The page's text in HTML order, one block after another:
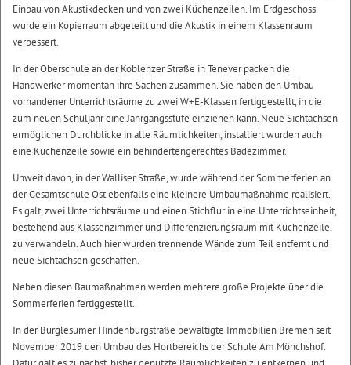
Einbau von Akustikdecken und von zwei Küchenzeilen. Im Erdgeschoss
wurde ein Kopierraum abgeteilt und die Akustik in einem Klassenraum
verbessert.
In der Oberschule an der Koblenzer Straße in Tenever packen die
Handwerker momentan ihre Sachen zusammen. Sie haben den Umbau
vorhandener Unterrichtsräume zu zwei W+E-Klassen fertiggestellt, in die
zum neuen Schuljahr eine Jahrgangsstufe einziehen kann. Neue Sichtachsen
ermöglichen Durchblicke in alle Räumlichkeiten, installiert wurden auch
eine Küchenzeile sowie ein behindertengerechtes Badezimmer.
Unweit davon, in der Walliser Straße, wurde während der Sommerferien an
der Gesamtschule Ost ebenfalls eine kleinere Umbaumaßnahme realisiert.
Es galt, zwei Unterrichtsräume und einen Stichflur in eine Unterrichtseinheit,
bestehend aus Klassenzimmer und Differenzierungsraum mit Küchenzeile,
zu verwandeln. Auch hier wurden trennende Wände zum Teil entfernt und
neue Sichtachsen geschaffen.
Neben diesen Baumaßnahmen werden mehrere große Projekte über die
Sommerferien fertiggestellt.
In der Burglesumer Hindenburgstraße bewältigte Immobilien Bremen seit
November 2019 den Umbau des Hortbereichs der Schule Am Mönchshof.